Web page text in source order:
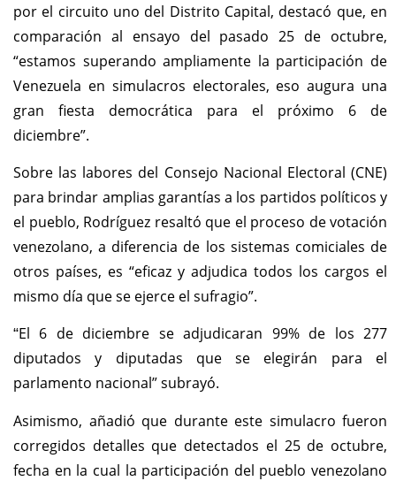
por el circuito uno del Distrito Capital, destacó que, en
comparación al ensayo del pasado 25 de octubre,
“estamos superando ampliamente la participación de
Venezuela en simulacros electorales, eso augura una
gran fiesta democrática para el próximo 6 de
diciembre”.
Sobre las labores del Consejo Nacional Electoral (CNE)
para brindar amplias garantías a los partidos políticos y
el pueblo, Rodríguez resaltó que el proceso de votación
venezolano, a diferencia de los sistemas comiciales de
otros países, es “eficaz y adjudica todos los cargos el
mismo día que se ejerce el sufragio”.
“El 6 de diciembre se adjudicaran 99% de los 277
diputados y diputadas que se elegirán para el
parlamento nacional” subrayó.
Asimismo, añadió que durante este simulacro fueron
corregidos detalles que detectados el 25 de octubre,
fecha en la cual la participación del pueblo venezolano